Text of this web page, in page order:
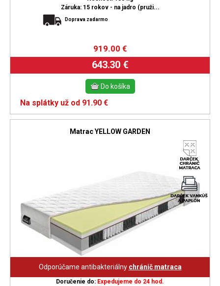
Záruka: 15 rokov - na jadro (pruži...
Doprava zadarmo
919.00 €
643.30 €
Na splátky už od 91.90 €
Matrac YELLOW GARDEN
Odporúčame antibakteriálny chránič matraca
Doručenie do: Expedujeme do 24 hod.